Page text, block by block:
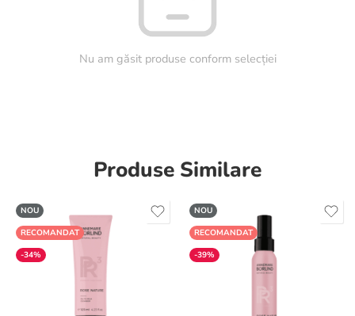
Nu am găsit produse conform selecției
Produse Similare
NOU
RECOMANDAT
-34%
NOU
RECOMANDAT
-39%